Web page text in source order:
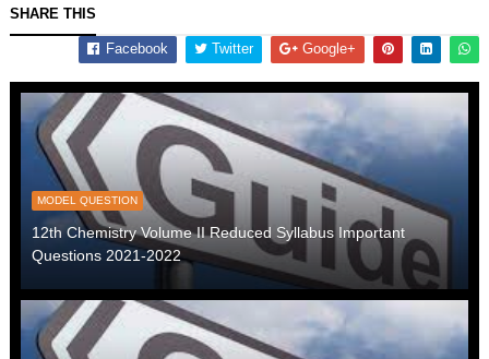
SHARE THIS
Facebook Twitter Google+
MODEL QUESTION
12th Chemistry Volume II Reduced Syllabus Important
Questions 2021-2022